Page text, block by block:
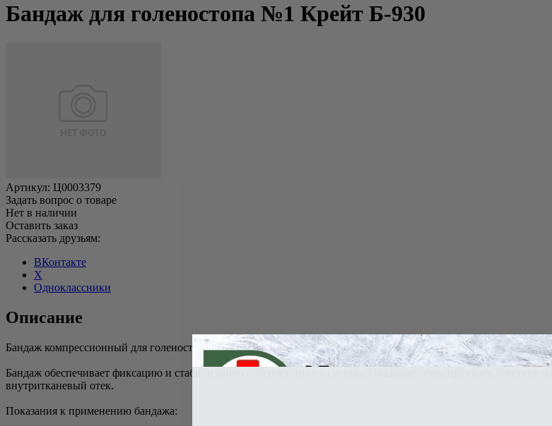
Бандаж для голеностопа №1 Крейт Б-930
Артикул: Ц0003379
Задать вопрос о товаре
Нет в наличии
Оставить заказ
Рассказать друзьям:
ВКонтакте
X
Одноклассники
Описание
Бандаж компрессионный для голеностопного сустава Крейт Б-930.
Бандаж обеспечивает фиксацию и стабилизацию голеностопного сустава. Оказывает фиксирующее действие
внутритканевый отек.
Показания к применению бандажа: